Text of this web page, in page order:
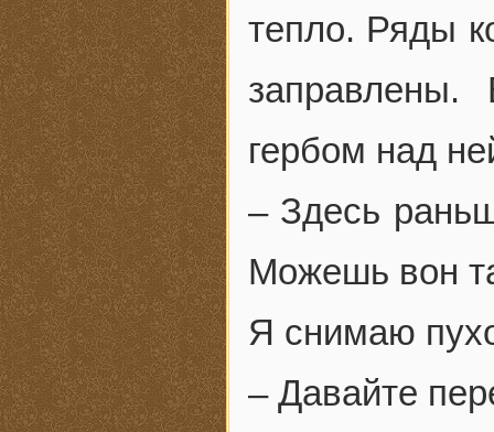
тепло. Ряды
гербом над
– Здесь
Можешь вон
Я снимаю
– Давайте